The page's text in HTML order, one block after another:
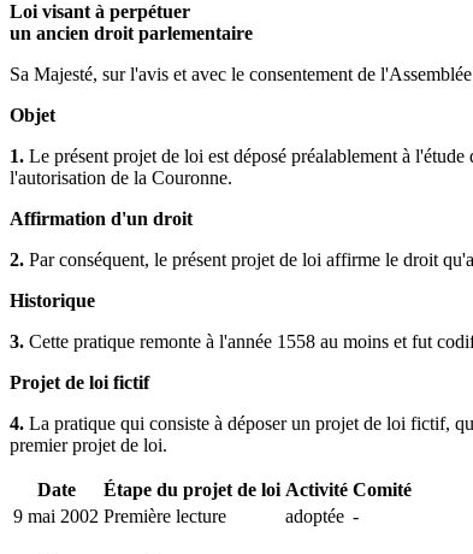
Loi visant à perpétuer
un ancien droit parlementaire
Sa Majesté, sur l'avis et avec le consentement de
Objet
1. Le présent projet de loi est déposé préalablement à
l'autorisation de la Couronne.
Affirmation d'un droit
2. Par conséquent, le présent projet de loi affirme le droit
Historique
3. Cette pratique remonte à l'année 1558 au moins et fut
Projet de loi fictif
4. La pratique qui consiste à déposer un projet de loi fictif,
premier projet de loi.
Date Étape du projet de loi Activité Comité
9 mai 2002 Première lecture adoptée -